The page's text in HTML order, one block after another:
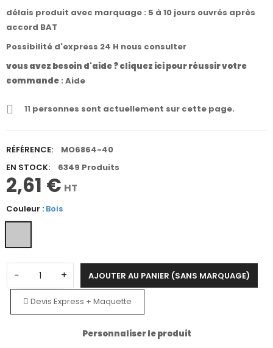
délais produit avec marquage : 5 à 10 jours ouvrés après
accord BAT
Possibilité d'express 24 H nous consulter
vous avez besoin d'aide ? cliquez ici pour réussir votre
commande : Aide
11 personnes sont actuellement sur cette page.
RÉFÉRENCE:
MO6864-40
EN STOCK:
6349 Produits
2,61 € HT
Couleur : Bois
− + AJOUTER AU PANIER (SANS MARQUAGE)
Devis Express + Maquette
Personnaliser le produit